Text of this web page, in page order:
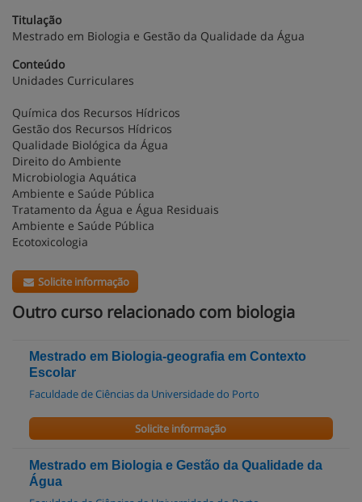
Titulação
Mestrado em Biologia e Gestão da Qualidade da Água
Conteúdo
Unidades Curriculares
Química dos Recursos Hídricos
Gestão dos Recursos Hídricos
Qualidade Biológica da Água
Direito do Ambiente
Microbiologia Aquática
Ambiente e Saúde Pública
Tratamento da Água e Água Residuais
Ambiente e Saúde Pública
Ecotoxicologia
Solicite informação
Outro curso relacionado com biologia
Mestrado em Biologia-geografia em Contexto
Escolar
Faculdade de Ciências da Universidade do Porto
Solicite informação
Mestrado em Biologia e Gestão da Qualidade da
Água